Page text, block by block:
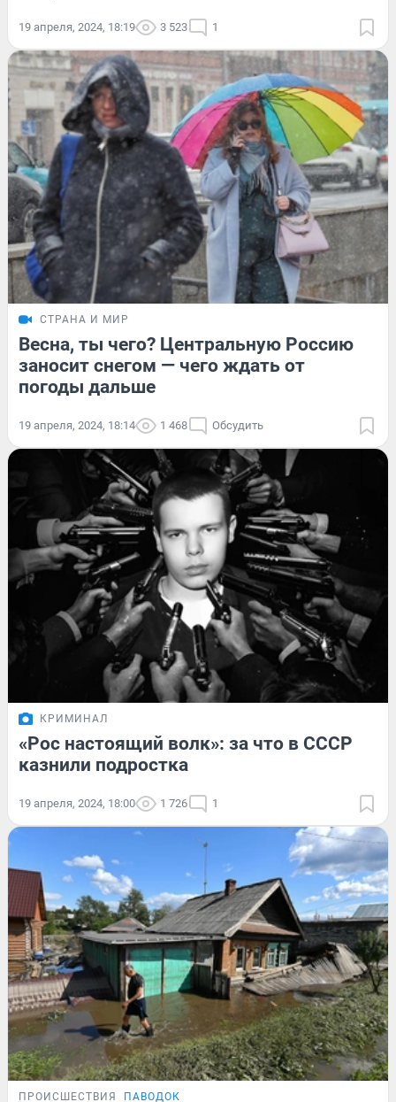
19 апреля, 2024, 18:19 3 523 1
СТРАНА И МИР
Весна, ты чего? Центральную Россию
заносит снегом — чего ждать от
погоды дальше
19 апреля, 2024, 18:14 1 468 Обсудить
КРИМИНАЛ
«Рос настоящий волк»: за что в СССР
казнили подростка
19 апреля, 2024, 18:00 1 726 1
ПРОИСШЕСТВИЯ ПАВОДОК